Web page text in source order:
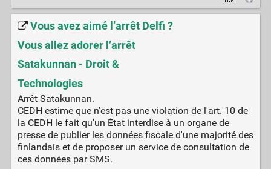
Vous avez aimé l’arrêt Delfi ?
Vous allez adorer l’arrêt
Satakunnan - Droit &
Technologies
Arrêt Satakunnan.
CEDH estime que n'est pas une violation de l'art. 10 de
la CEDH le fait qu'un État interdise à un organe de
presse de publier les données fiscale d'une majorité des
finlandais et de proposer un service de consultation de
ces données par SMS.